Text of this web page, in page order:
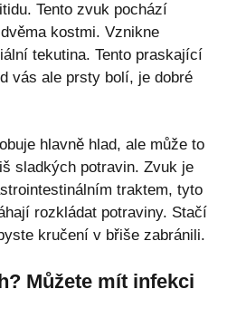
Tento zvuk pochází
kostmi. Vznikne
tekutina. Tento praskající
vás ale prsty bolí, je dobré
hlavně hlad, ale může to
sladkých potravin. Zvuk je
traktem, tyto
rozkládat potraviny. Stačí
kručení v břiše zabránili.
Můžete mít infekci